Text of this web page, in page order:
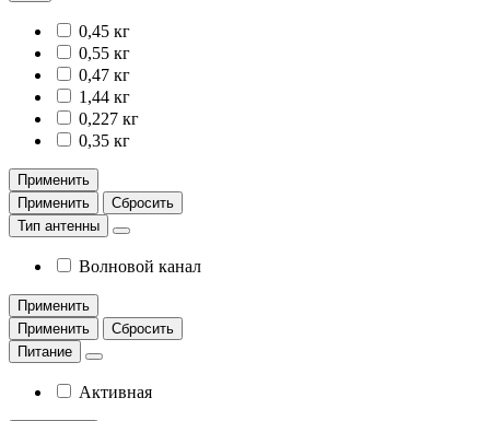
0,45 кг
0,55 кг
0,47 кг
1,44 кг
0,227 кг
0,35 кг
Применить
Применить
Сбросить
Тип антенны
Волновой канал
Применить
Применить
Сбросить
Питание
Активная